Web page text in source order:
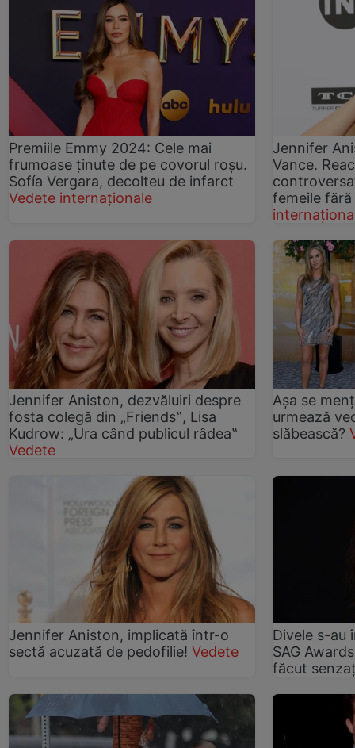
Premiile Emmy 2024: Cele mai
frumoase ținute de pe covorul roșu.
Sofía Vergara, decolteu de infarct
Vedete internaționale
Jennifer
Vance.
femeile
Jennifer Aniston, dezvăluiri despre
fosta colegă din „Friends‟, Lisa
Kudrow: „Ura când publicul râdea‟
Vedete
Așa se
urmează
slăbească?
Jennifer Aniston, implicată într-o
sectă acuzată de pedofilie! Vedete
Divele s-au
SAG
făcut